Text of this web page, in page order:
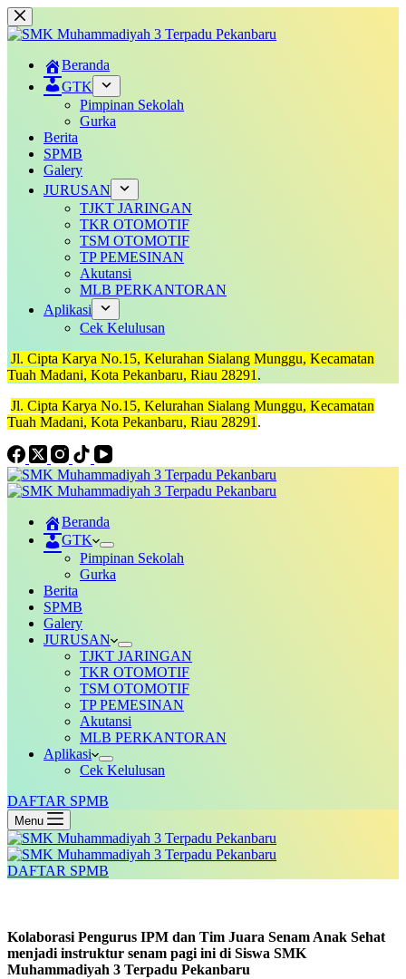
Skip
to
Beranda
GTK
Pimpinan Sekolah
Gurka
Berita
SPMB
Galery
JURUSAN
TJKT JARINGAN
TKR OTOMOTIF
TSM OTOMOTIF
TP PEMESINAN
Akutansi
MLB PERKANTORAN
Aplikasi
Cek Kelulusan
Jl. Cipta Karya No.15, Kelurahan Sialang Munggu, Kecamatan
Tuah Madani, Kota Pekanbaru, Riau 28291 .
Jl. Cipta Karya No.15, Kelurahan Sialang Munggu, Kecamatan
Tuah Madani, Kota Pekanbaru, Riau 28291 .
Beranda
GTK
Pimpinan Sekolah
Gurka
Berita
SPMB
Galery
JURUSAN
TJKT JARINGAN
TKR OTOMOTIF
TSM OTOMOTIF
TP PEMESINAN
Akutansi
MLB PERKANTORAN
Aplikasi
Cek Kelulusan
DAFTAR SPMB
Menu
DAFTAR SPMB
Kolaborasi Pengurus IPM dan Tim Juara Senam Anak Sehat
menjadi instruktur senam pagi ini di Siswa SMK
Muhammadiyah 3 Terpadu Pekanbaru